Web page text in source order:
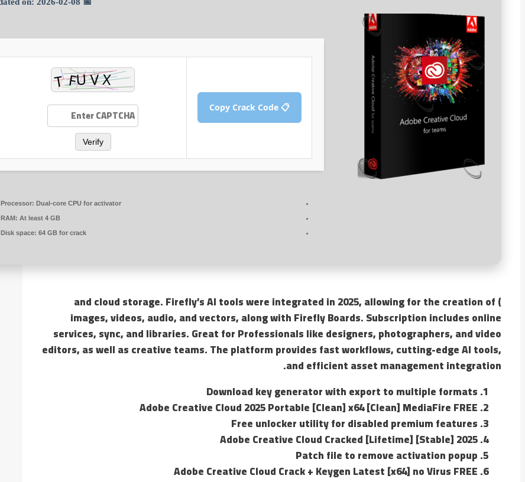
📋 Copy Crack Code
Verify
Processor: Dual-core CPU for activator
RAM: At least 4 GB
Disk space: 64 GB for crack
) and cloud storage. Firefly’s AI tools were integrated in 2025, allowing for the creation of
images, videos, audio, and vectors, along with Firefly Boards. Subscription includes online
services, sync, and libraries. Great for Professionals like designers, photographers, and video
editors, as well as creative teams. The platform provides fast workflows, cutting-edge AI tools,
and efficient asset management integration.
Download key generator with export to multiple formats
Adobe Creative Cloud 2025 Portable [Clean] x64 [Clean] MediaFire FREE
Free unlocker utility for disabled premium features
Adobe Creative Cloud Cracked [Lifetime] [Stable] 2025
Patch file to remove activation popup
Adobe Creative Cloud Crack + Keygen Latest [x64] no Virus FREE